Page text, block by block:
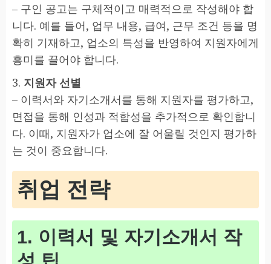
– 구인 공고는 구체적이고 매력적으로 작성해야 합
니다. 예를 들어, 업무 내용, 급여, 근무 조건 등을 명
확히 기재하고, 업소의 특성을 반영하여 지원자에게
흥미를 끌어야 합니다.
3. 지원자 선별
– 이력서와 자기소개서를 통해 지원자를 평가하고,
면접을 통해 인성과 적합성을 추가적으로 확인합니
다. 이때, 지원자가 업소에 잘 어울릴 것인지 평가하
는 것이 중요합니다.
취업 전략
1. 이력서 및 자기소개서 작